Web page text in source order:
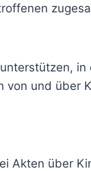
in
von und über
Akten über